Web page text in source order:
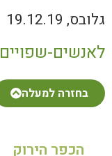
גלובס, 19.12.19
לאנשים-שפויים
בחזרה למעלה
הכפר הירוק